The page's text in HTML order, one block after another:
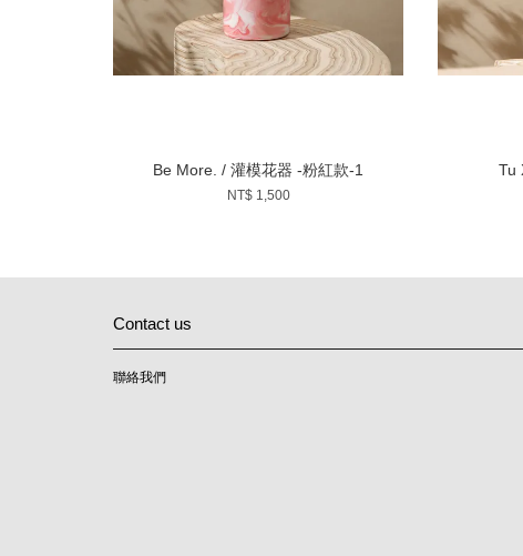
Be More. / 灌模花器 -粉紅款-1
NT$ 1,500
Tu
Contact us
聯絡我們